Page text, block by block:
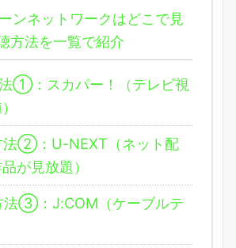
ンネットワークはどこで見
方法を一覧で紹介
①：スカパー！（テレビ視
法②：U-NEXT（ネット配
が見放題）
法③：J:COM（ケーブルテ